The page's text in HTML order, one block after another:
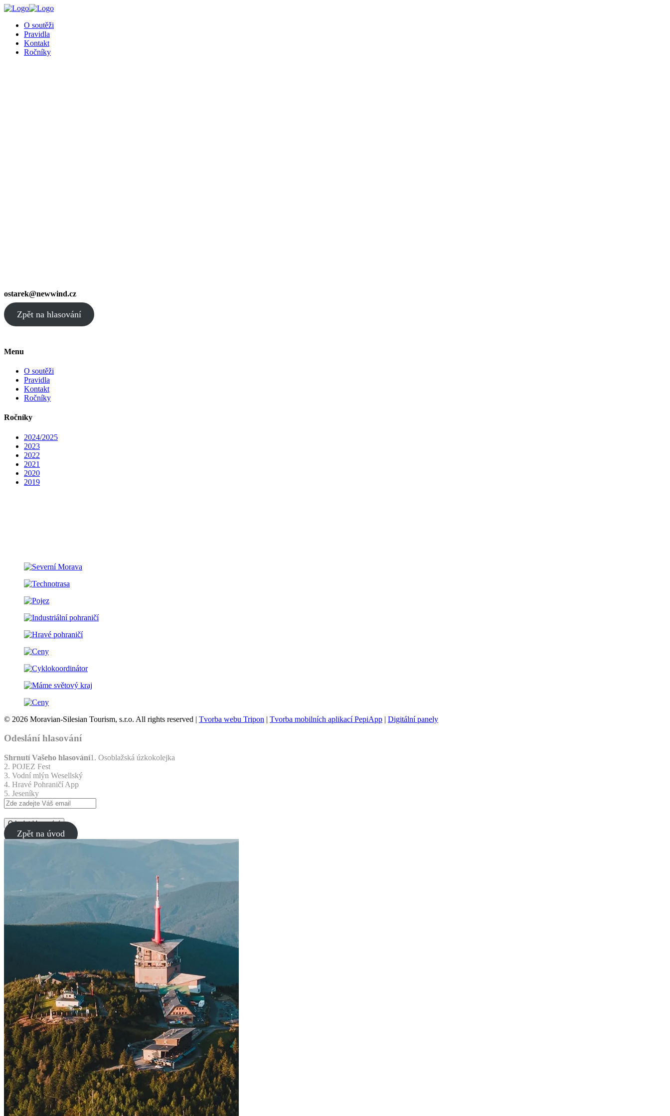
O soutěži
Pravidla
Kontakt
Ročníky
ostarek@newwind.cz
Zpět na hlasování
Menu
O soutěži
Pravidla
Kontakt
Ročníky
Ročníky
2024/2025
2023
2022
2021
2020
2019
© 2026 Moravian-Silesian Tourism, s.r.o. All rights reserved | Tvorba webu Tripon | Tvorba mobilních aplikací PepiApp | Digitální panely
Odeslání hlasování
Shrnutí Vašeho hlasování1. Osoblažská úzkokolejka
2. POJEZ Fest
3. Vodní mlýn Wesellský
4. Hravé Pohraničí App
5. Jeseníky
Odeslat hlasování
Zpět na úvod